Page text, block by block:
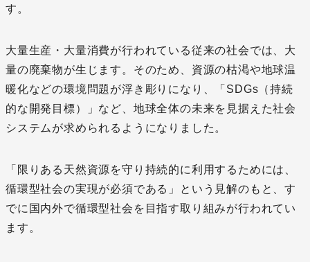
す。
大量生産・大量消費が行われている従来の社会では、大
量の廃棄物が生じます。そのため、資源の枯渇や地球温
暖化などの環境問題が浮き彫りになり、「SDGs（持続
的な開発目標）」など、地球全体の未来を見据えた社会
システムが求められるようになりました。
「限りある天然資源を守り持続的に利用するためには、
循環型社会の実現が必須である」という見解のもと、す
でに国内外で循環型社会を目指す取り組みが行われてい
ます。